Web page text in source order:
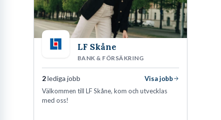
LF Skåne
BANK & FÖRSÄKRING
2lediga jobb
Visa jobb
Välkommen till LF Skåne, kom och utvecklas
med oss!